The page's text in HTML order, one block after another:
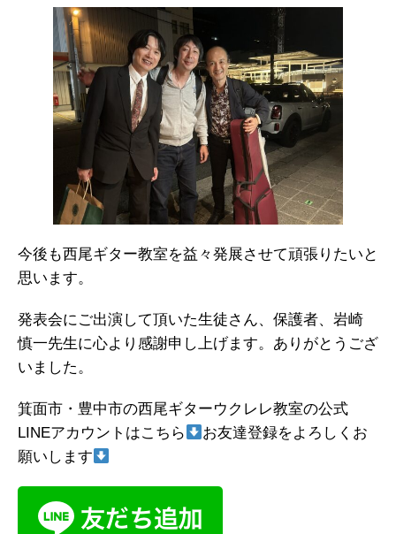
今後も西尾ギター教室を益々発展させて頑張りたいと
思います。
発表会にご出演して頂いた生徒さん、保護者、岩崎
慎一先生に心より感謝申し上げます。ありがとうござ
いました。
箕面市・豊中市の西尾ギターウクレレ教室の公式
LINEアカウントはこちら
お友達登録をよろしくお
願いします